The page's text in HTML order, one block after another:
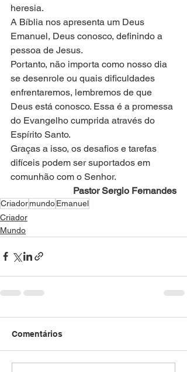
heresia.
A Bíblia nos apresenta um Deus
Emanuel, Deus conosco, definindo a
pessoa de Jesus.
Portanto, não importa como nosso dia
se desenrole ou quais dificuldades
enfrentaremos, lembremos de que
Deus está conosco. Essa é a promessa
do Evangelho cumprida através do
Espírito Santo.
Graças a isso, os desafios e tarefas
difíceis podem ser suportados em
comunhão com o Senhor.
Pastor Sergio Fernandes
CriadormundoEmanuel
Criador
Mundo
Comentários